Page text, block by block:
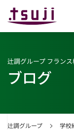
辻調グループ 学校
辻調グループ フラン
ブログ